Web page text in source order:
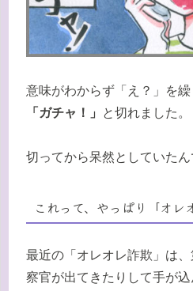
意味がわからず「え？」を
「ガチャ！」
と切れました。
切ってから呆然としていたん
これって、やっぱり「オレ
最近の「オレオレ詐欺」は
察官が出てきたりして手が